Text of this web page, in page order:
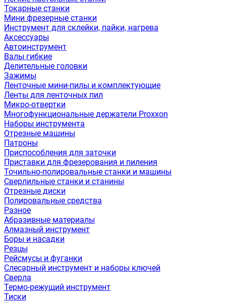
Токарные станки
Мини фрезерные станки
Инструмент для склейки, пайки, нагрева
Аксессуары
Автоинструмент
Валы гибкие
Делительные головки
Зажимы
Ленточные мини-пилы и комплектующие
Ленты для ленточных пил
Микро-отвертки
Многофункциональные держатели Proxxon
Наборы инструмента
Отрезные машины
Патроны
Приспособления для заточки
Приставки для фрезерования и пиления
Точильно-полировальные станки и машины
Сверлильные станки и станины
Отрезные диски
Полировальные средства
Разное
Абразивные материалы
Алмазный инструмент
Боры и насадки
Резцы
Рейсмусы и фуганки
Слесарный инструмент и наборы ключей
Сверла
Термо-режущий инструмент
Тиски